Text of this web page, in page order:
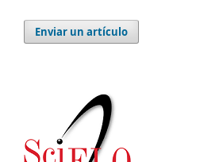
Enviar un artículo